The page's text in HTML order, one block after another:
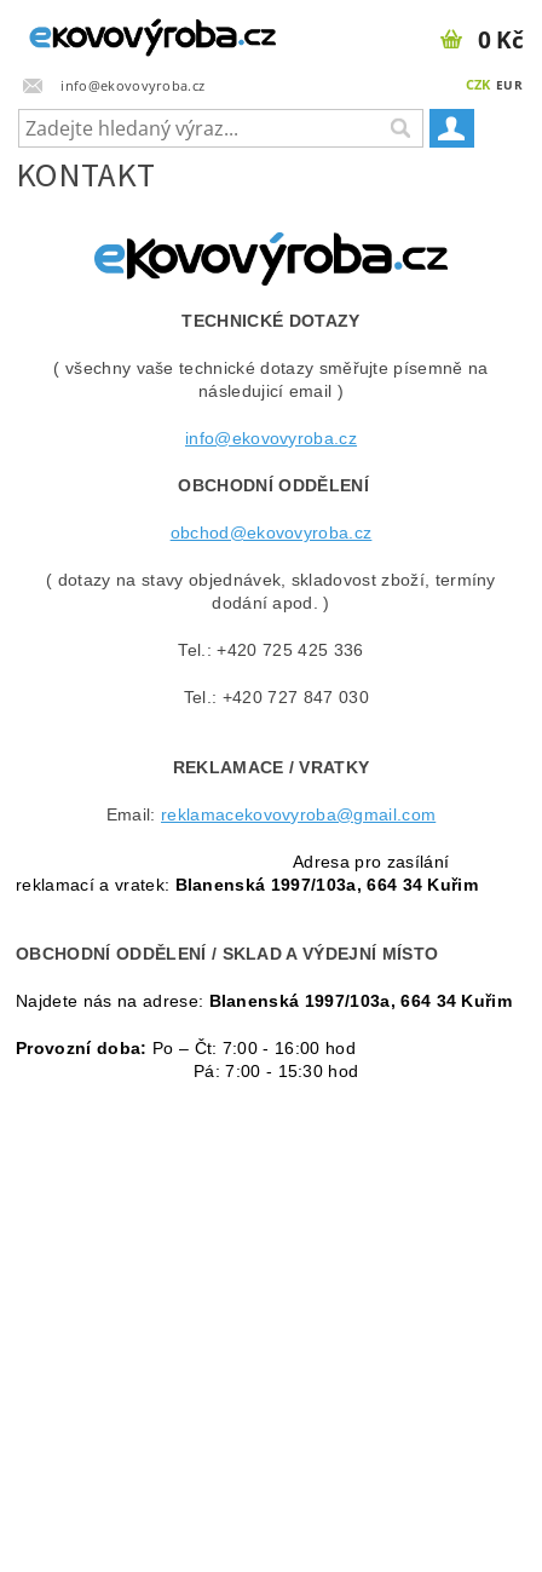
info@ekovovyroba.cz CZK EUR
0 Kč
KONTAKT
TECHNICKÉ DOTAZY
( všechny vaše technické dotazy směřujte písemně na
následujicí email )
info@ekovovyroba.cz
OBCHODNÍ ODDĚLENÍ
obchod@ekovovyroba.cz
( dotazy na stavy objednávek, skladovost zboží, termíny
dodání apod. )
Tel.: +420 725 425 336
Tel.: +420 727 847 030
REKLAMACE / VRATKY
Email: reklamacekovovyroba@gmail.com
Adresa pro zasílání
reklamací a vratek: Blanenská 1997/103a, 664 34 Kuřim
OBCHODNÍ ODDĚLENÍ / SKLAD A VÝDEJNÍ MÍSTO
Najdete nás na adrese: Blanenská 1997/103a, 664 34 Kuřim
Provozní doba: Po – Čt: 7:00 - 16:00 hod
Pá: 7:00 - 15:30 hod